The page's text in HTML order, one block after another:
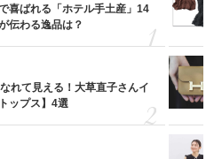
喜ばれる「ホテル手土産」14
伝わる逸品は？
れて見える！大草直子さんイ
ップス】4選